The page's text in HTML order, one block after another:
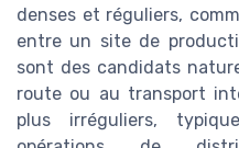
denses et réguliers,
entre un site de
sont des candidats
route ou au transport
plus irréguliers,